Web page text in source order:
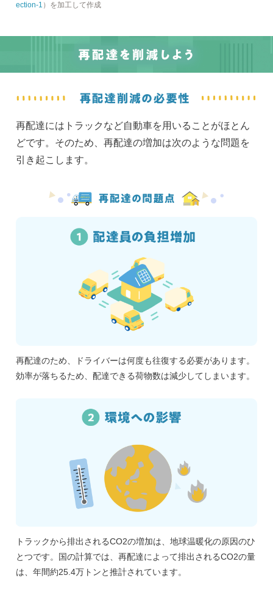
ection-1 ）を加工して作成
再配達にはトラックなど自動車を用いることがほとん
どです。そのため、再配達の増加は次のような問題を
引き起こします。
再配達のため、ドライバーは何度も往復する必要があります。
効率が落ちるため、配達できる荷物数は減少してしまいます。
トラックから排出されるCO2の増加は、地球温暖化の原因のひ
とつです。国の計算では、再配達によって排出されるCO2の量
は、年間約25.4万トンと推計されています。